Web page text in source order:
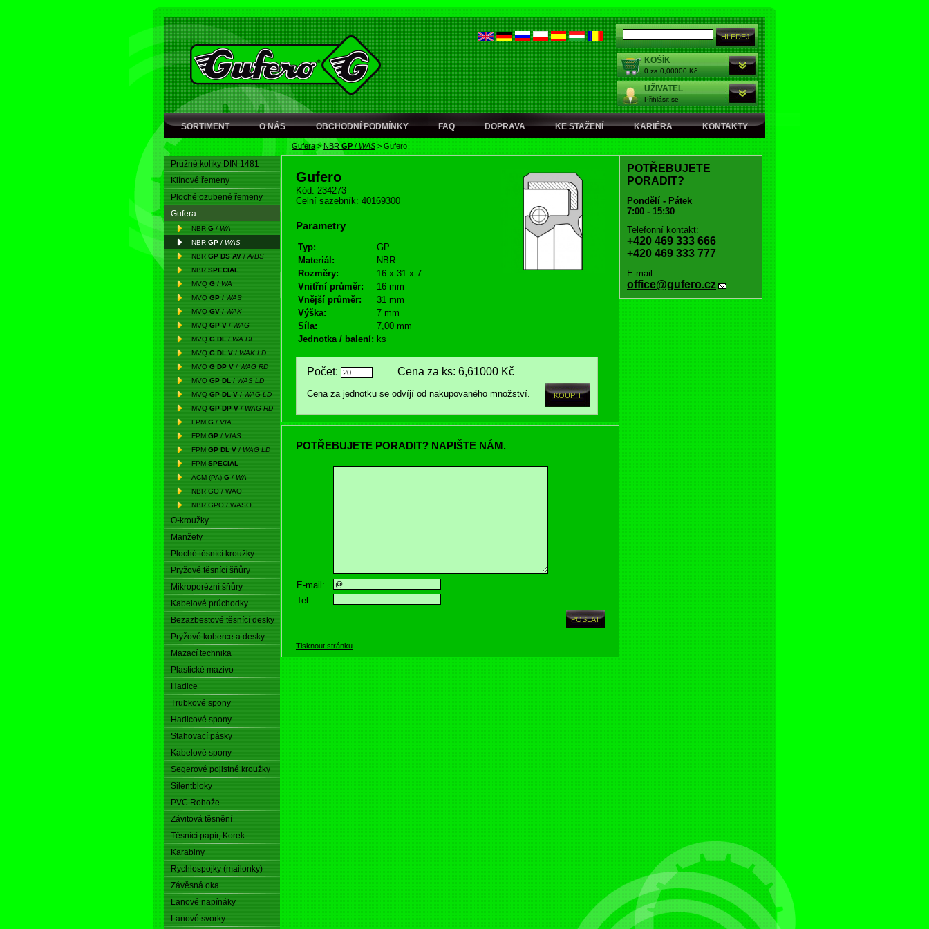
KOŠÍK
0 za 0,00000 Kč
UŽIVATEL
Přihlásit se
SORTIMENT O NÁS OBCHODNÍ PODMÍNKY FAQ DOPRAVA KE STAŽENÍ KARIÉRA KONTAKTY
Gufera> NBRGP / WAS > Gufero
Pružné kolíky DIN 1481
Klínové řemeny
Ploché ozubené řemeny
Gufera
NBR G / WA
NBR GP / WAS
NBR GP DS AV / A/BS
NBR SPECIAL
MVQ G / WA
MVQ GP / WAS
MVQ GV / WAK
MVQ GP V / WAG
MVQ G DL / WA DL
MVQ G DL V / WAK LD
MVQ G DP V / WAG RD
MVQ GP DL / WAS LD
MVQ GP DL V / WAG LD
MVQ GP DP V / WAG RD
FPM G / VIA
FPM GP / VIAS
FPM GP DL V / WAG LD
FPM SPECIAL
ACM (PA) G / WA
NBR GO / WAO
NBR GPO / WASO
O-kroužky
Manžety
Ploché těsnící kroužky
Pryžové těsnící šňůry
Mikroporézní šňůry
Kabelové průchodky
Bezazbestové těsnící desky
Pryžové koberce a desky
Mazací technika
Plastické mazivo
Hadice
Trubkové spony
Hadicové spony
Stahovací pásky
Kabelové spony
Segerové pojistné kroužky
Silentbloky
PVC Rohože
Závitová těsnění
Těsnící papír, Korek
Karabiny
Rychlospojky (mailonky)
Závěsná oka
Lanové napínáky
Lanové svorky
Gufero
Kód: 234273
Celní sazebník: 40169300
Parametry
Typ:
GP
Materiál:
NBR
Rozměry:
16 x 31 x 7
Vnitřní průměr:
16 mm
Vnější průměr:
31 mm
Výška:
7 mm
Síla:
7,00 mm
Jednotka / balení: ks
Počet: Cena za ks: 6,61000 Kč
Cena za jednotku se odvíjí od nakupovaného množství.
POTŘEBUJETE PORADIT? NAPIŠTE NÁM.
E-mail:
Tel.:
Tisknout stránku
POTŘEBUJETE
PORADIT?
Pondělí - Pátek
7:00 - 15:30
Telefonní kontakt:
+420 469 333 666
+420 469 333 777
E-mail:
office@gufero.cz